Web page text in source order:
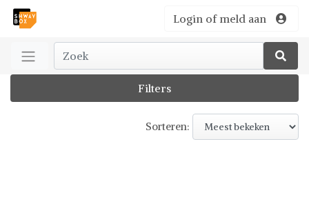
Login of meld aan
Filters
Sorteren: